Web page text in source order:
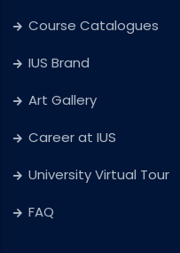
Course Catalogues
IUS Brand
Art Gallery
Career at IUS
University Virtual Tour
FAQ